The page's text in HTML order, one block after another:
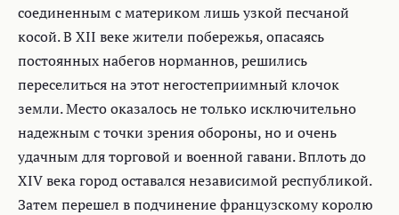
соединенным с материком лишь узкой песчаной
косой. В XII веке жители побережья, опасаясь
постоянных набегов норманнов, решились
переселиться на этот негостеприимный клочок
земли. Место оказалось не только исключительно
надежным с точки зрения обороны, но и очень
удачным для торговой и военной гавани. Вплоть до
XIV века город оставался независимой республикой.
Затем перешел в подчинение французскому королю